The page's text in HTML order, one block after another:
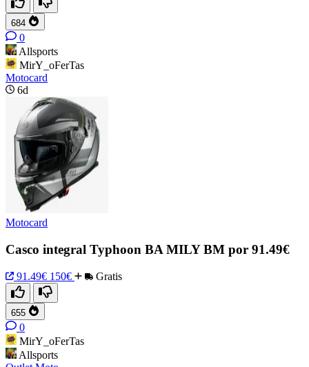
684
0
Allsports
MirY_oFerTas
Motocard
6d
Motocard
Casco integral Typhoon BA MILY BM por 91.49€
91.49€ 150€ Gratis
655
0
MirY_oFerTas
Allsports